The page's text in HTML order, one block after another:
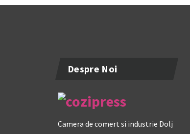
Despre Noi
Camera de comert si industrie Dolj